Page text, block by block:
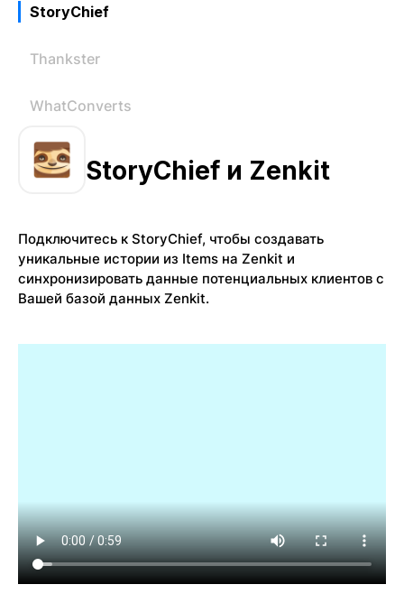
StoryChief
Thankster
WhatConverts
StoryChief и Zenkit
Подключитесь к StoryChief, чтобы создавать
уникальные истории из Items на Zenkit и
синхронизировать данные потенциальных клиентов с
Вашей базой данных Zenkit.